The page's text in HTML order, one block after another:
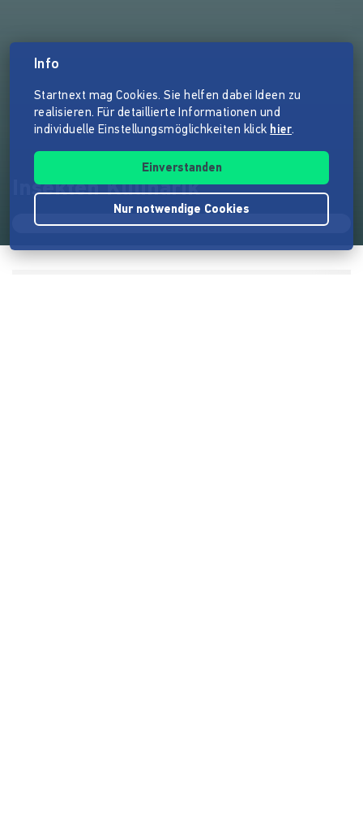
Insekten Kulinarik
Info
Startnext mag Cookies. Sie helfen dabei Ideen zu
realisieren. Für detaillierte Informationen und
individuelle Einstellungsmöglichkeiten klick hier.
Einverstanden
Nur notwendige Cookies